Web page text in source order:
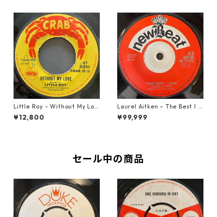
Little Roy - Without My Lov
e【7-21990】
¥12,800
Laurel Aitken ‎– The Best I C
an【7-22012】
¥99,999
セール中の商品